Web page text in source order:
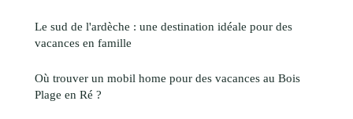
Le sud de l'ardèche : une destination idéale pour des
vacances en famille
Où trouver un mobil home pour des vacances au Bois
Plage en Ré ?